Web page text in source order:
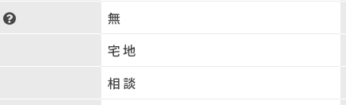
無
宅地
相談